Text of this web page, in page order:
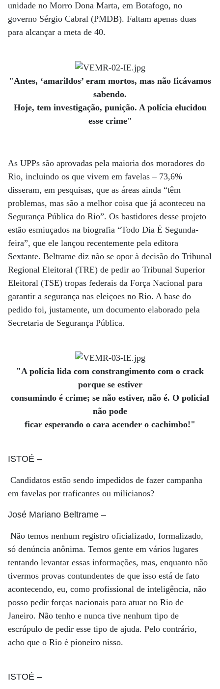
unidade no Morro Dona Marta, em Botafogo, no
governo Sérgio Cabral (PMDB). Faltam apenas duas
para alcançar a meta de 40.
"Antes, ‘amarildos’ eram mortos, mas não ficávamos
sabendo.
Hoje, tem investigação, punição. A polícia elucidou
esse crime"
As UPPs são aprovadas pela maioria dos moradores do
Rio, incluindo os que vivem em favelas – 73,6%
disseram, em pesquisas, que as áreas ainda “têm
problemas, mas são a melhor coisa que já aconteceu na
Segurança Pública do Rio”. Os bastidores desse projeto
estão esmiuçados na biografia “Todo Dia É Segunda-
feira”, que ele lançou recentemente pela editora
Sextante. Beltrame diz não se opor à decisão do Tribunal
Regional Eleitoral (TRE) de pedir ao Tribunal Superior
Eleitoral (TSE) tropas federais da Força Nacional para
garantir a segurança nas eleiçoes no Rio. A base do
pedido foi, justamente, um documento elaborado pela
Secretaria de Segurança Pública.
"A polícia lida com constrangimento com o crack
porque se estiver
consumindo é crime; se não estiver, não é. O policial
não pode
ficar esperando o cara acender o cachimbo!"
ISTOÉ –
Candidatos estão sendo impedidos de fazer campanha
em favelas por traficantes ou milicianos?
José Mariano Beltrame –
Não temos nenhum registro oficializado, formalizado,
só denúncia anônima. Temos gente em vários lugares
tentando levantar essas informações, mas, enquanto não
tivermos provas contundentes de que isso está de fato
acontecendo, eu, como profissional de inteligência, não
posso pedir forças nacionais para atuar no Rio de
Janeiro. Não tenho e nunca tive nenhum tipo de
escrúpulo de pedir esse tipo de ajuda. Pelo contrário,
acho que o Rio é pioneiro nisso.
ISTOÉ –